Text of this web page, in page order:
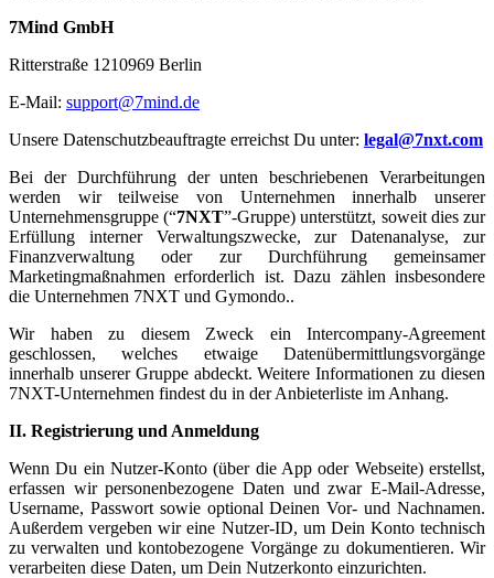
7Mind GmbH
Ritterstraße 1210969 Berlin
E-Mail: support@7mind.de
Unsere Datenschutzbeauftragte erreichst Du unter: legal@7nxt.com
Bei der Durchführung der unten beschriebenen Verarbeitungen
werden wir teilweise von Unternehmen innerhalb unserer
Unternehmensgruppe (“7NXT”-Gruppe) unterstützt, soweit dies zur
Erfüllung interner Verwaltungszwecke, zur Datenanalyse, zur
Finanzverwaltung oder zur Durchführung gemeinsamer
Marketingmaßnahmen erforderlich ist. Dazu zählen insbesondere
die Unternehmen 7NXT und Gymondo..
Wir haben zu diesem Zweck ein Intercompany-Agreement
geschlossen, welches etwaige Datenübermittlungsvorgänge
innerhalb unserer Gruppe abdeckt. Weitere Informationen zu diesen
7NXT-Unternehmen findest du in der Anbieterliste im Anhang.
II. Registrierung und Anmeldung
Wenn Du ein Nutzer-Konto (über die App oder Webseite) erstellst,
erfassen wir personenbezogene Daten und zwar E-Mail-Adresse,
Username, Passwort sowie optional Deinen Vor- und Nachnamen.
Außerdem vergeben wir eine Nutzer-ID, um Dein Konto technisch
zu verwalten und kontobezogene Vorgänge zu dokumentieren. Wir
verarbeiten diese Daten, um Dein Nutzerkonto einzurichten.